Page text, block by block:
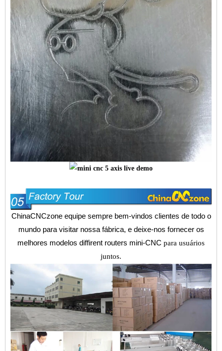
ChinaCNCzone equipe sempre bem-vindos clientes de todo o
mundo para visitar nossa fábrica, e deixe-nos fornecer os
melhores modelos diffirent routers mini-CNC para usuários
juntos.